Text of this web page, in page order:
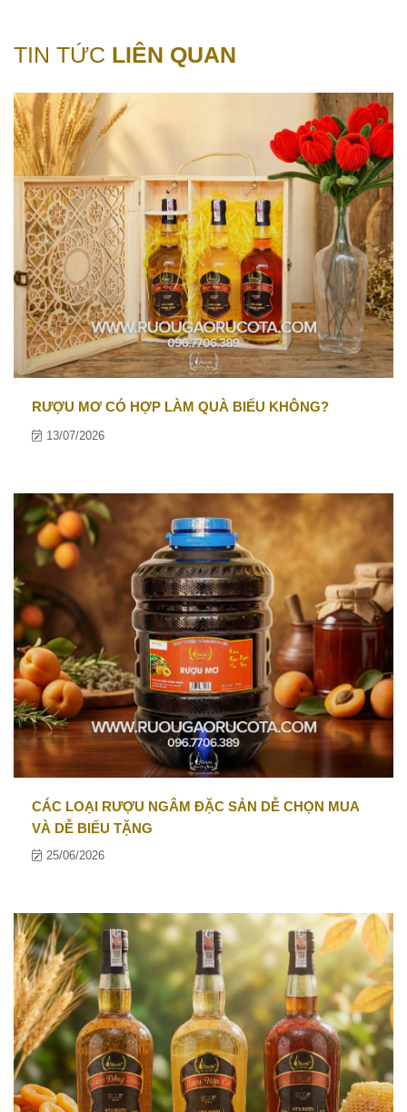
TIN TỨC LIÊN QUAN
RƯỢU MƠ CÓ HỢP LÀM QUÀ BIẾU KHÔNG?
13/07/2026
CÁC LOẠI RƯỢU NGÂM ĐẶC SẢN DỄ CHỌN MUA
VÀ DỄ BIẾU TẶNG
25/06/2026